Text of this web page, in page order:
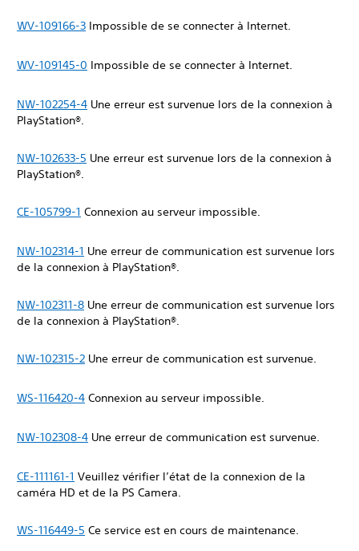
WV-109166-3 Impossible de se connecter à Internet.
WV-109145-0 Impossible de se connecter à Internet.
NW-102254-4 Une erreur est survenue lors de la connexion à
PlayStation®.
NW-102633-5 Une erreur est survenue lors de la connexion à
PlayStation®.
CE-105799-1 Connexion au serveur impossible.
NW-102314-1 Une erreur de communication est survenue lors
de la connexion à PlayStation®.
NW-102311-8 Une erreur de communication est survenue lors
de la connexion à PlayStation®.
NW-102315-2 Une erreur de communication est survenue.
WS-116420-4 Connexion au serveur impossible.
NW-102308-4 Une erreur de communication est survenue.
CE-111161-1 Veuillez vérifier l’état de la connexion de la
caméra HD et de la PS Camera.
WS-116449-5 Ce service est en cours de maintenance.